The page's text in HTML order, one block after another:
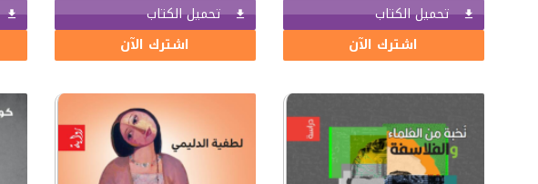
تحميل الكتاب
اشترك الآن
تحميل الكتاب
اشترك الآن